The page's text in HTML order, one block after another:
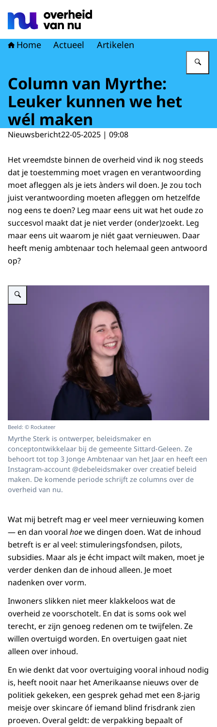
Home Actueel Artikelen
Column van Myrthe:
Leuker kunnen we het
wél maken
Nieuwsbericht22-05-2025 | 09:08
Het vreemdste binnen de overheid vind ik nog steeds
dat je toestemming moet vragen en verantwoording
moet afleggen als je iets ànders wil doen. Je zou toch
juist verantwoording moeten afleggen om hetzelfde
nog eens te doen? Leg maar eens uit wat het oude zo
succesvol maakt dat je niet verder (onder)zoekt. Leg
maar eens uit waarom je niét gaat vernieuwen. Daar
heeft menig ambtenaar toch helemaal geen antwoord
op?
Vergroot afbeelding Myrthe Sterk
Beeld: © Rockateer
Myrthe Sterk is ontwerper, beleidsmaker en
conceptontwikkelaar bij de gemeente Sittard-Geleen. Ze
behoort tot top 3 Jonge Ambtenaar van het Jaar en heeft een
Instagram-account @debeleidsmaker over creatief beleid
maken. De komende periode schrijft ze columns over de
overheid van nu.
Wat mij betreft mag er veel meer vernieuwing komen
— en dan vooral hoewe dingen doen. Wat de inhoud
betreft is er al veel: stimuleringsfondsen, pilots,
subsidies. Maar als je écht impact wilt maken, moet je
verder denken dan de inhoud alleen. Je moet
nadenken over vorm.
Inwoners slikken niet meer klakkeloos wat de
overheid ze voorschotelt. En dat is soms ook wel
terecht, er zijn genoeg redenen om te twijfelen. Ze
willen overtuigd worden. En overtuigen gaat niet
alleen over inhoud.
En wie denkt dat voor overtuiging vooral inhoud nodig
is, heeft nooit naar het Amerikaanse nieuws over de
politiek gekeken, een gesprek gehad met een 8-jarig
meisje over skincare óf iemand blind frisdrank zien
proeven. Overal geldt: de verpakking bepaalt of